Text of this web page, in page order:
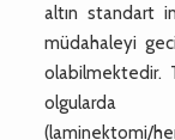
altın standart
müdahaleyi
olabilmektedir.
olgularda
(laminektomi/